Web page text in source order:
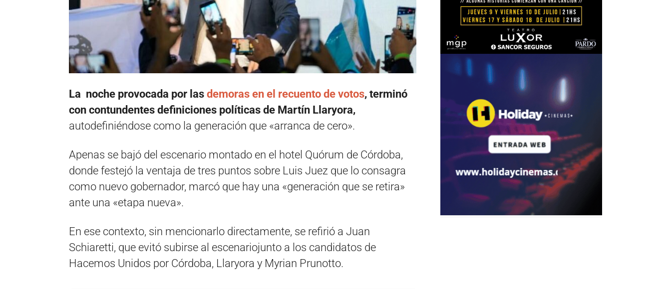
La noche provocada por las demoras en el recuento de votos, terminó
con contundentes definiciones políticas de Martín Llaryora,
autodefiniéndose como la generación que «arranca de cero».
Apenas se bajó del escenario montado en el hotel Quórum de Córdoba,
donde festejó la ventaja de tres puntos sobre Luis Juez que lo consagra
como nuevo gobernador, marcó que hay una «generación que se retira»
ante una «etapa nueva».
En ese contexto, sin mencionarlo directamente, se refirió a Juan
Schiaretti, que evitó subirse al escenariojunto a los candidatos de
Hacemos Unidos por Córdoba, Llaryora y Myrian Prunotto.